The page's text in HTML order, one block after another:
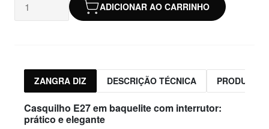
ADICIONAR AO CARRINHO
ZANGRA DIZ DESCRIÇÃO TÉCNICA PRODUTOS
Casquilho E27 em baquelite com interrutor:
prático e elegante